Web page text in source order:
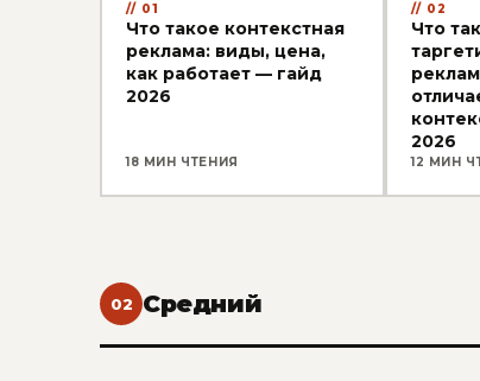
01
Что такое контекстная
реклама: виды, цена,
как работает — гайд
2026
18 МИН ЧТЕНИЯ
02
Что
2026
12 МИН
02 Средний